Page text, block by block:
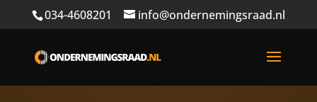
034-4608201 info@ondernemingsraad.nl